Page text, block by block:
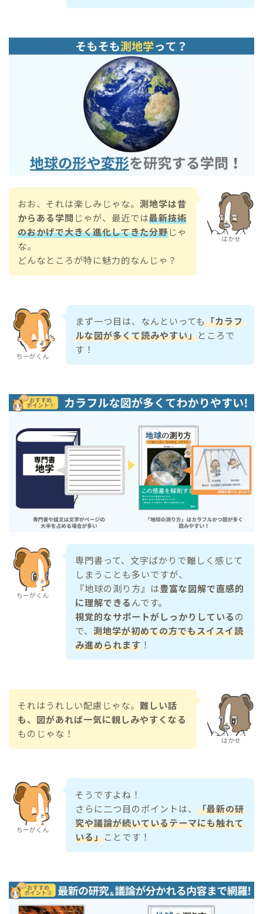
はかせ
おお、それは楽しみじゃな。 測地学は昔
からある学問 じゃが、最近では最新技術
のおかげで大きく進化してきた分野じゃ
な。
どんなところが特に魅力的なんじゃ？
ちーがくん
まず一つ目は、なんといっても「カラフ
ルな図が多くて読みやすい」ところで
す！
ちーがくん
専門書って、文字ばかりで難しく感じて
しまうことも多いですが、
『地球の測り方』は豊富な図解で直感的
に理解できるんです。
視覚的なサポートがしっかりしているの
で、 測地学が初めての方でもスイスイ読
み進められます！
はかせ
それはうれしい配慮じゃな。 難しい話
も、図があれば一気に親しみやすくなる
ものじゃな！
ちーがくん
そうですよね！
さらに二つ目のポイントは、 「最新の研
究や議論が続いているテーマにも触れて
いる」ことです！